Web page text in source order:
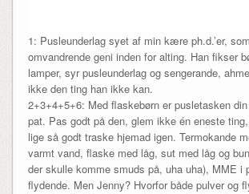
1: Pusleunderlag syet af min kære ph.d.’er,
omvandrende geni inden for alting. Han fikser
lamper, syr pusleunderlag og sengerande,
ikke den ting han ikke kan.
2+3+4+5+6: Med flaskebørn er pusletasken
pat. Pas godt på den, glem ikke én eneste
lige så godt traske hjemad igen. Termokande
varmt vand, flaske med låg, sut med låg og
der skulle komme smuds på, uha uha), MME i
flydende. Men Jenny? Hvorfor både pulver og